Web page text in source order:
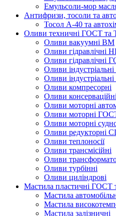
Емульсоли-мор
Антифризи, тосоли та
Тосол А-40 та
Оливи техничні ГОСТ та
Оливи вакуумні ВМ
Оливи гідравлічні
Оливи гідравлічні
Оливи
Оливи
Оливи компресорні
Оливи консерваційні
Оливи моторні
Оливи моторні
Оливи моторні
Оливи редукторні
Оливи теплоносії
Оливи трансмісійні
Оливи
Оливи турбінні
Оливи циліндрові
Мастила пластичні ГОСТ
Мастила
Мастила
Мастила залізничні